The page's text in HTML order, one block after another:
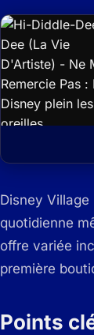
Disney
quotidienne
offre variée
première
Points